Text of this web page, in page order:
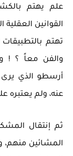
علم يهتم
القوانين العقلية
تهتم
والفن معاً ؟ !
أرسطو الذي يرى
عنه، ولم يعتبره
ثم إنتقال
المشائين